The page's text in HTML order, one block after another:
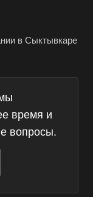
время и
вопросы.